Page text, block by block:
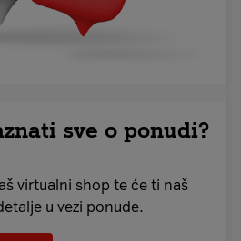
sve o ponudi?
virtualni shop te će ti naš
u vezi ponude.